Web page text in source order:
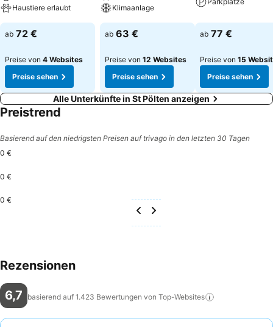
eingecheckt, so einfach geht's. Wir wünschen einen angenehmen
Aufenthalt in unserem Haus.
Haustiere erlaubt
ab 72 €
Preise von 4 Websites
Preise sehen
Klimaanlage
ab 63 €
Preise von 12 Websites
Preise sehen
ab 77 €
Preise von 15
Preise sehen
Alle Unterkünfte in St Pölten anzeigen
Preistrend
Basierend auf den niedrigsten Preisen auf trivago in den letzten 30 Tagen
0 €
0 €
0 €
Rezensionen
6,7 basierend auf 1.423 Bewertungen von Top-Websites